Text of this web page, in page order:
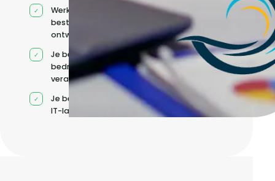
Werkt binnen jouw
bestaande
ontwikkelteam
Je behoudt jouw
bedrijfs- en IT-
verantwoordelijkheden
Je beheert jouw eigen
IT-landschap